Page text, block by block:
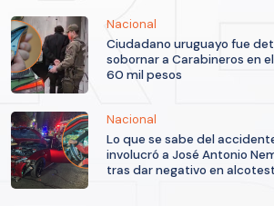
Nacional
Ciudadano uruguayo fue
sobornar a Carabineros en
60 mil pesos
Nacional
Lo que se sabe del
involucró a José Antonio
tras dar negativo en